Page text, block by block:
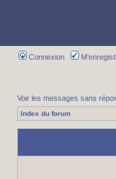
Connexion
Voir les messages sans
Index du forum